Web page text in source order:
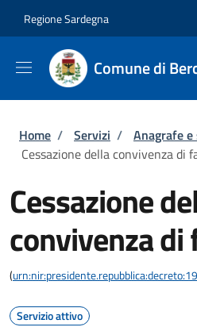
Regione Sardegna
Comune di
Briciole di pane
Home / Servizi / Anagrafe
Cessazione della convivenza di
Cessazione
convivenza
(
Servizio attivo